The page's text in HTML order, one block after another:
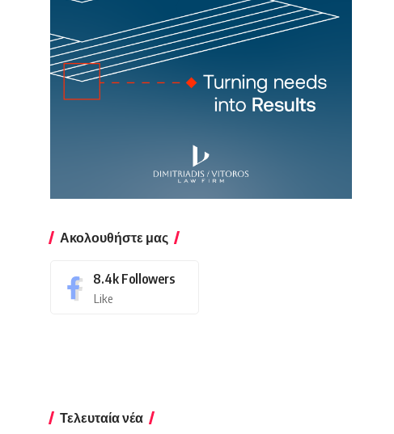
Ακολουθήστε μας
8.4k Followers
Like
Τελευταία νέα